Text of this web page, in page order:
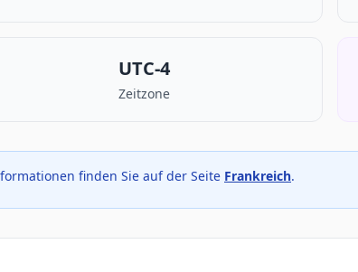
UTC-4
Zeitzone
finden Sie auf der Seite Frankreich.